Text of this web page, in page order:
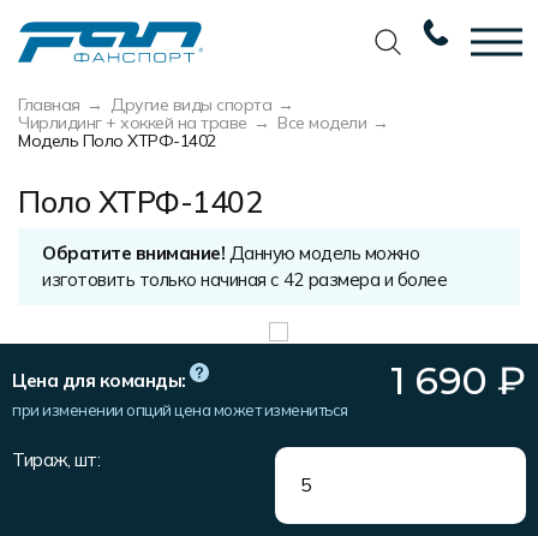
Главная
Другие виды спорта
Чирлидинг + хоккей на траве
Все модели
Модель Поло ХТРФ-1402
Поло ХТРФ-1402
Обратите внимание! Данную модель можно
изготовить только начиная с 42 размера и более
Цена для команды:
при изменении опций цена может измениться
1 690 ₽
Тираж, шт:
Вернуться назад
Баскетбол
Волейбол
Беговая форма
Другие виды спорта
Спортивная одежда
Вернуться назад
Наши награды
Сертификаты
Фото изделий
Наше производство
Вернуться назад
Услуги по пошиву
Экипировка
команд
Изготовление мерча
Вернуться назад
Требования к макету
Технологии печати
Карта цветов
Таблица размеров